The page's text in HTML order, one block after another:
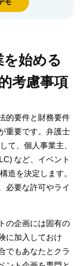
モ
始める
考慮事項
的要件と財務要件
重要です。弁護士
て、個人事業主、
など、イベント
造を決定します。
必要な許可やライ
の企画には固有の
に加入しておけ
でもあなたとクラ